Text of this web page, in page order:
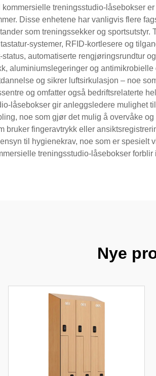
treningsstudio-låsebokser
Disse enhetene har vanligvis flere
som treningssekker og
systemer, RFID-kortlesere og
automatiserte rengjøringsrundtur
aluminiumslegeringer og
og sikrer luftsirkulasjon – noe
og omfatter også bedriftsrelaterte
låsebokser gir anleggsledere mulighet
noe som gjør det mulig å overvåke
bruker fingeravtrykk eller
til hygienekrav, noe som er
treningsstudio-låsebokser
Nye